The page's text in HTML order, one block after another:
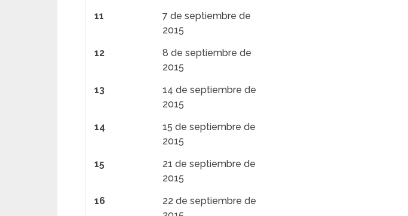
11
7 de septiembre de
2015
12
8 de septiembre de
2015
13
14 de septiembre de
2015
14
15 de septiembre de
2015
15
21 de septiembre de
2015
16
22 de septiembre de